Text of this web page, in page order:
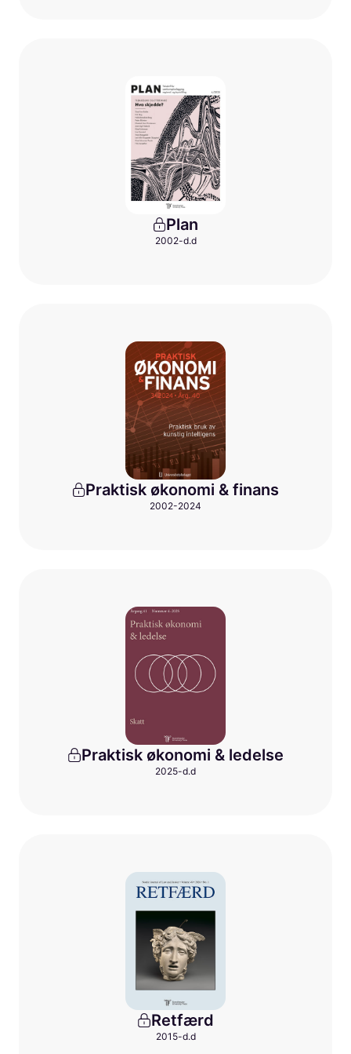
Plan
2002-d.d
Praktisk økonomi & finans
2002-2024
Praktisk økonomi & ledelse
2025-d.d
Retfærd
2015-d.d